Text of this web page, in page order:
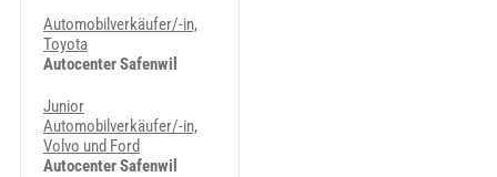
Automobilverkäufer/-in,
Toyota
Autocenter Safenwil
Junior
Automobilverkäufer/-in,
Volvo und Ford
Autocenter Safenwil